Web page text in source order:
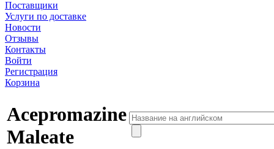
Поставщики
Услуги по доставке
Новости
Отзывы
Контакты
Войти
Регистрация
Корзина
Acepromazine
Maleate